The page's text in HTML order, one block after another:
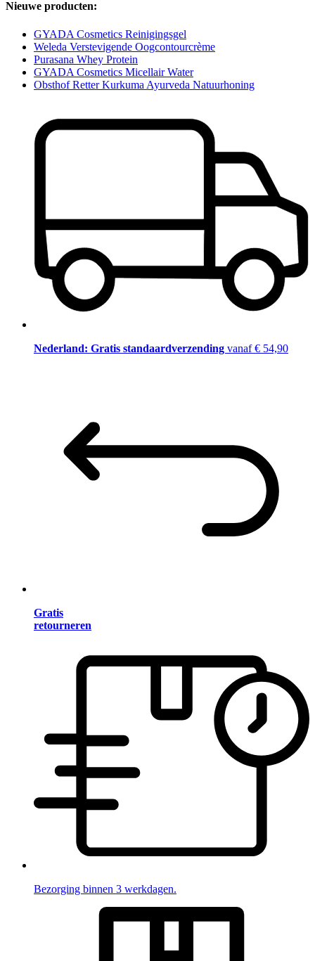
Nieuwe producten:
GYADA Cosmetics Reinigingsgel
Weleda Verstevigende Oogcontourcrème
Purasana Whey Protein
GYADA Cosmetics Micellair Water
Obsthof Retter Kurkuma Ayurveda Natuurhoning
Nederland: Gratis standaardverzending vanaf € 54,90
Gratis
retourneren
Bezorging binnen 3 werkdagen.